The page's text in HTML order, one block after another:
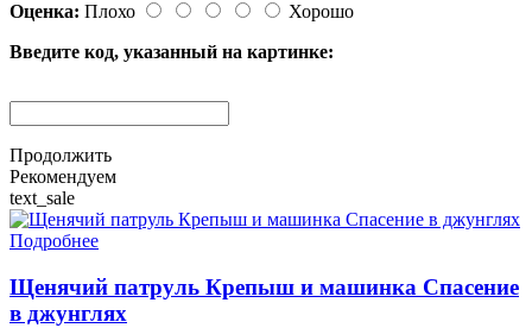
Оценка: Плохо
Хорошо
Введите код, указанный на картинке:
Продолжить
Рекомендуем
text_sale
Подробнее
Щенячий патруль Крепыш и машинка Спасение
в джунглях